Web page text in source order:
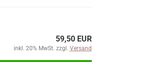
59,50 EUR
inkl. 20% MwSt. zzgl. Versand